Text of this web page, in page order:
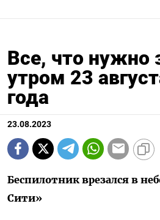
Все, что нужно
утром 23
года
23.08.2023
Беспилотник врезался в
Сити»